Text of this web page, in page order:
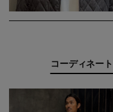
コーディネート